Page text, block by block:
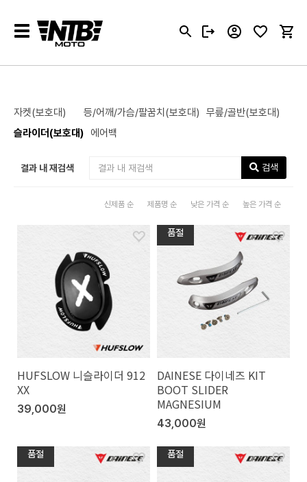
Toggle
navigation
자켓(보호대) 등/어깨/가슴/팔꿈치(보호대)
무릎/골반(보호대)
슬라이더(보호대)
에어백
결과 내 재검색 검색
신제품 순 제품명 순 낮은 가격 순 높은 가격 순
HUFSLOW 니슬라이더 912
XX
39,000원
품절
DAINESE 다이네즈 KIT
BOOT SLIDER
MAGNESIUM
43,000원
품절 품절